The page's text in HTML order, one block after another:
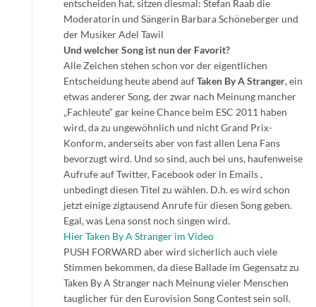
entscheiden hat, sitzen diesmal: Stefan Raab die
Moderatorin und Sängerin Barbara Schöneberger und
der Musiker Adel Tawil
Und welcher Song ist nun der Favorit?
Alle Zeichen stehen schon vor der eigentlichen
Entscheidung heute abend aufTaken By A Stranger, ein
etwas anderer Song, der zwar nach Meinung mancher
„Fachleute“ gar keine Chance beim ESC 2011 haben
wird, da zu ungewöhnlich und nicht Grand Prix-
Konform, anderseits aber von fast allen Lena Fans
bevorzugt wird. Und so sind, auch bei uns, haufenweise
Aufrufe auf Twitter, Facebook oder in Emails ,
unbedingt diesen Titel zu wählen. D.h. es wird schon
jetzt einige zigtausend Anrufe für diesen Song geben.
Egal, was Lena sonst noch singen wird.
Hier Taken By A Stranger im Video
PUSH FORWARD aber wird sicherlich auch viele
Stimmen bekommen, da diese Ballade im Gegensatz zu
Taken By A Stranger nach Meinung vieler Menschen
tauglicher für den Eurovision Song Contest sein soll.